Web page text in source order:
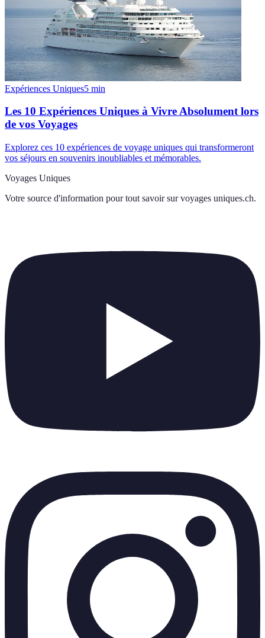
Expériences Uniques5 min
Les 10 Expériences Uniques à Vivre Absolument lors
de vos Voyages
Explorez ces 10 expériences de voyage uniques qui transformeront
vos séjours en souvenirs inoubliables et mémorables.
Voyages Uniques
Votre source d'information pour tout savoir sur voyages uniques.ch.